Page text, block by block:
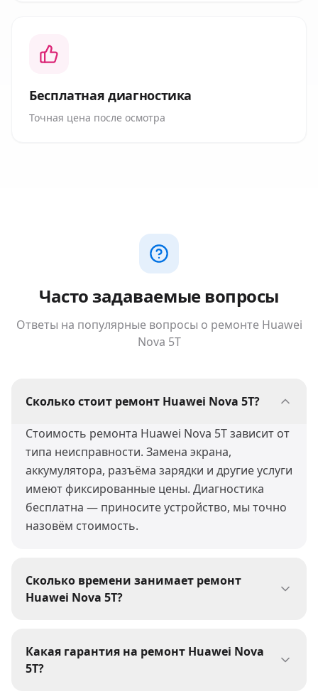
Бесплатная диагностика
Точная цена после осмотра
Часто задаваемые вопросы
Ответы на популярные вопросы о ремонте Huawei
Nova 5T
Сколько стоит ремонт Huawei Nova 5T?
Стоимость ремонта Huawei Nova 5T зависит от
типа неисправности. Замена экрана,
аккумулятора, разъёма зарядки и другие услуги
имеют фиксированные цены. Диагностика
бесплатна — приносите устройство, мы точно
назовём стоимость.
Сколько времени занимает ремонт
Huawei Nova 5T?
выполняем за 30-60 минут. Сложные работы
(пайка, восстановление после воды) могут
Какая гарантия на ремонт Huawei Nova
5T?